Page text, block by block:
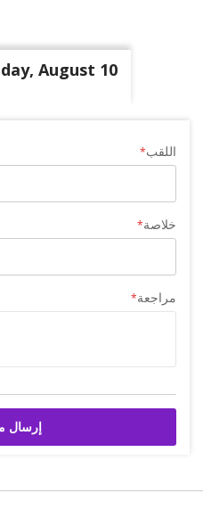
August 10.
اللقب
خلاصة
مراجعة
إرسال